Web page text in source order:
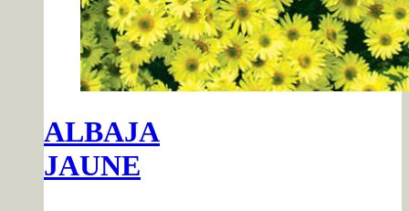
ALBAJA
JAUNE